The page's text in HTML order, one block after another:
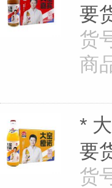
要
货
商
*
要
货